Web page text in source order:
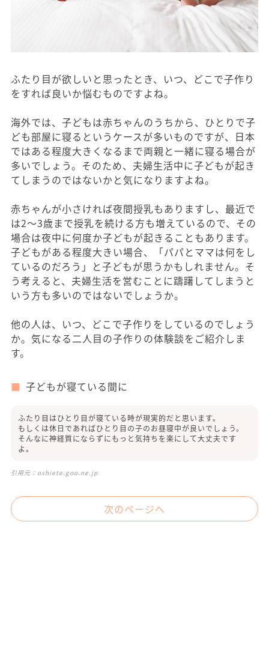
ふたり目が欲しいと思ったとき、いつ、どこで子作り
をすれば良いか悩むものですよね。
海外では、子どもは赤ちゃんのうちから、ひとりで子
ども部屋に寝るというケースが多いものですが、日本
ではある程度大きくなるまで両親と一緒に寝る場合が
多いでしょう。そのため、夫婦生活中に子どもが起き
てしまうのではないかと気になりますよね。
赤ちゃんが小さければ夜間授乳もありますし、最近で
は2～3歳まで授乳を続ける方も増えているので、その
場合は夜中に何度か子どもが起きることもあります。
子どもがある程度大きい場合、「パパとママは何をし
ているのだろう」と子どもが思うかもしれません。そ
う考えると、夫婦生活を営むことに躊躇してしまうと
いう方も多いのではないでしょうか。
他の人は、いつ、どこで子作りをしているのでしょう
か。気になる二人目の子作りの体験談をご紹介しま
す。
子どもが寝ている間に
ふたり目はひとり目が寝ている時が現実的だと思います。
もしくは休日であればひとり目の子のお昼寝中が良いでしょう。
そんなに神経質にならずにもっと気持ちを楽にして大丈夫です
よ。
引用元： oshiete.goo.ne.jp
次のページへ